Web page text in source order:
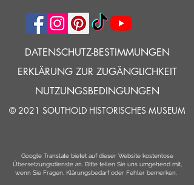
DATENSCHUTZ-BESTIMMUNGEN
ERKLÄRUNG ZUR ZUGÄNGLICHKEIT
NUTZUNGSBEDINGUNGEN
© 2021 SOUTHOLD HISTORISCHES MUSEUM
Google Translate bietet auf dieser Website kostenlose
Übersetzungsdienste an. Bitte teilen Sie uns umgehend mit,
wenn Sie Fragen, Klärungsbedarf oder Fehler bemerken.